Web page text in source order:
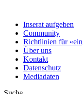
Inserat aufgeben
Community
Richtlinien für
Über uns
Kontakt
Datenschutz
Mediadaten